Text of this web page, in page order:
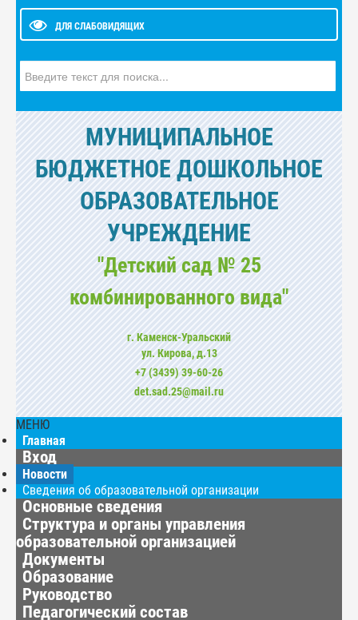
ДЛЯ СЛАБОВИДЯЩИХ
МУНИЦИПАЛЬНОЕ
БЮДЖЕТНОЕ ДОШКОЛЬНОЕ
ОБРАЗОВАТЕЛЬНОЕ
УЧРЕЖДЕНИЕ
"Детский сад № 25
комбинированного вида"
г. Каменск-Уральский
ул. Кирова, д.13
+7 (3439) 39-60-26
det.sad.25@mail.ru
МЕНЮ
Главная
Вход
Новости
Сведения об образовательной организации
Основные сведения
Структура и органы управления
образовательной организацией
Документы
Образование
Руководство
Педагогический состав